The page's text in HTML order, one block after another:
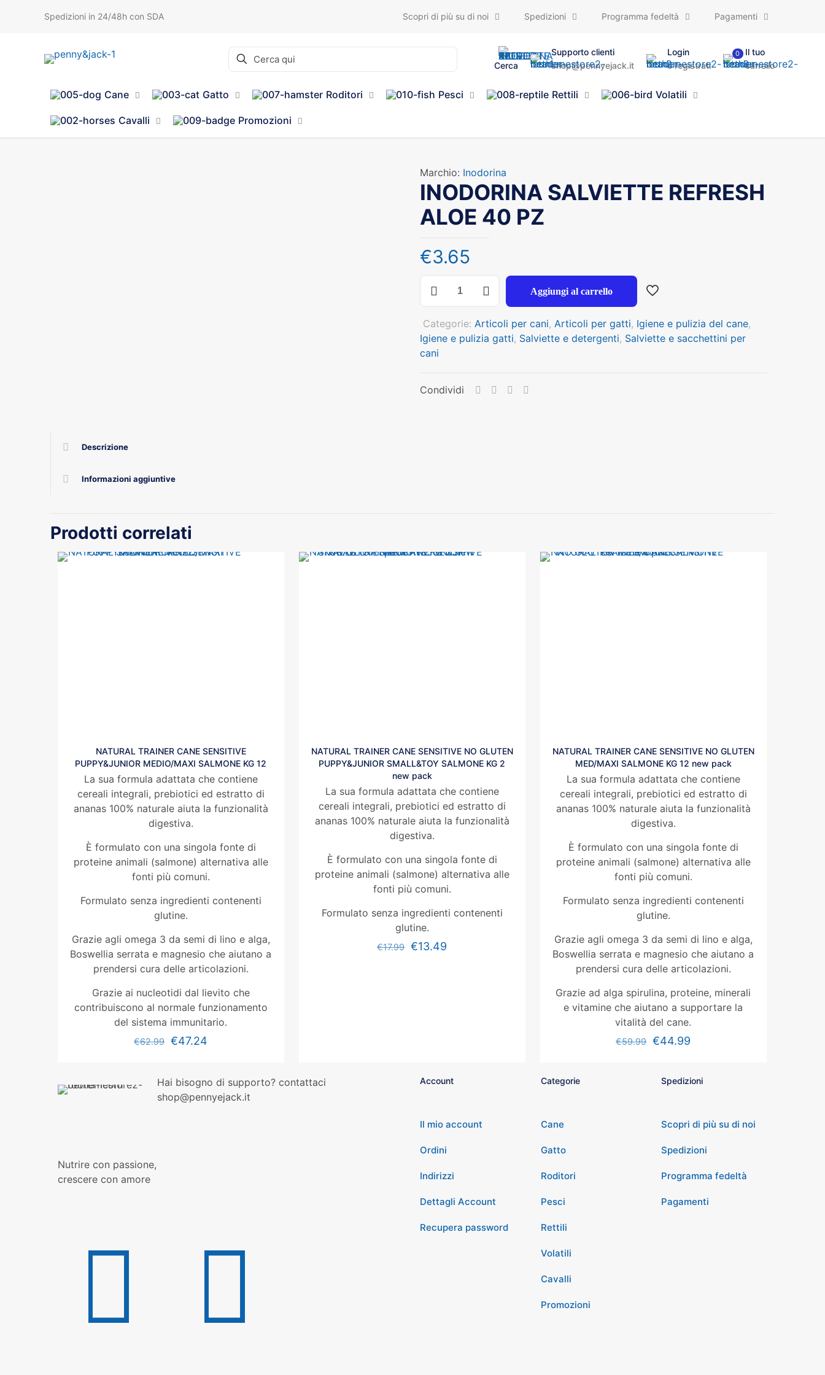
Spedizioni in 24/48h con SDA Scopri di più su di noi Spedizioni Programma fedeltà Pagamenti
Cerca
Supporto clienti
shop@pennyejack.it
Login
o registrati
0
Il tuo
carrello
Cane Gatto Roditori Pesci Rettili Volatili
Cavalli Promozioni
Marchio: Inodorina
INODORINA SALVIETTE REFRESH
ALOE 40 PZ
€3.65
SALVIETTE
ALOE
40
PZ
Aggiungi al carrello
Categorie: Articoli per cani, Articoli per gatti, Igiene e pulizia del cane,
Igiene e pulizia gatti, Salviette e detergenti, Salviette e sacchettini per
cani
Condividi
Descrizione
Informazioni aggiuntive
Prodotti correlati
NATURAL TRAINER CANE SENSITIVE
PUPPY&JUNIOR MEDIO/MAXI SALMONE KG 12
La sua formula adattata che contiene
cereali integrali, prebiotici ed estratto di
ananas 100% naturale aiuta la funzionalità
digestiva.
È formulato con una singola fonte di
proteine animali (salmone) alternativa alle
fonti più comuni.
Formulato senza ingredienti contenenti
glutine.
Grazie agli omega 3 da semi di lino e alga,
Boswellia serrata e magnesio che aiutano a
prendersi cura delle articolazioni.
Grazie ai nucleotidi dal lievito che
contribuiscono al normale funzionamento
del sistema immunitario.
€62.99 €47.24
NATURAL TRAINER CANE SENSITIVE NO GLUTEN
PUPPY&JUNIOR SMALL&TOY SALMONE KG 2
new pack
La sua formula adattata che contiene
cereali integrali, prebiotici ed estratto di
ananas 100% naturale aiuta la funzionalità
digestiva.
È formulato con una singola fonte di
proteine animali (salmone) alternativa alle
fonti più comuni.
Formulato senza ingredienti contenenti
glutine.
€17.99 €13.49
NATURAL TRAINER CANE SENSITIVE NO GLUTEN
MED/MAXI SALMONE KG 12 new pack
La sua formula adattata che contiene
cereali integrali, prebiotici ed estratto di
ananas 100% naturale aiuta la funzionalità
digestiva.
È formulato con una singola fonte di
proteine animali (salmone) alternativa alle
fonti più comuni.
Formulato senza ingredienti contenenti
glutine.
Grazie agli omega 3 da semi di lino e alga,
Boswellia serrata e magnesio che aiutano a
prendersi cura delle articolazioni.
Grazie ad alga spirulina, proteine, minerali
e vitamine che aiutano a supportare la
vitalità del cane.
€59.99 €44.99
Hai bisogno di supporto? contattaci
shop@pennyejack.it
Nutrire con passione,
crescere con amore
Account
Il mio account
Ordini
Indirizzi
Dettagli Account
Recupera password
Categorie
Cane
Gatto
Roditori
Pesci
Rettili
Volatili
Cavalli
Promozioni
Spedizioni
Scopri di più su di noi
Spedizioni
Programma fedeltà
Pagamenti